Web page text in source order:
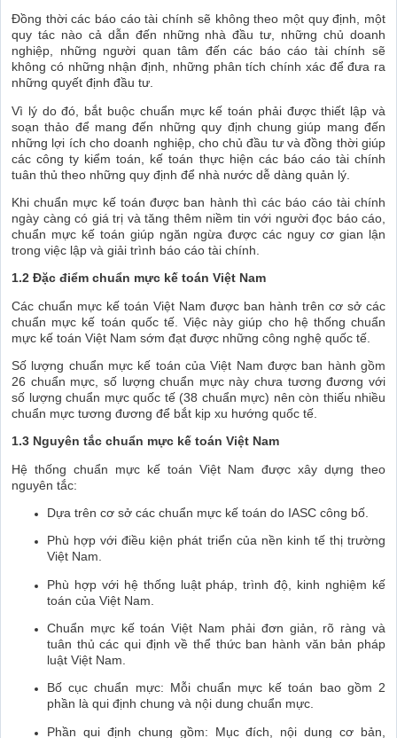
Đồng thời các báo cáo tài chính sẽ không theo một quy định, một
quy tác nào cả dẫn đến những nhà đầu tư, những chủ doanh
nghiệp, những người quan tâm đến các báo cáo tài chính sẽ
không có những nhận định, những phân tích chính xác để đưa ra
những quyết định đầu tư.
Vì lý do đó, bắt buộc chuẩn mực kế toán phải được thiết lập và
soạn thảo để mang đến những quy định chung giúp mang đến
những lợi ích cho doanh nghiệp, cho chủ đầu tư và đồng thời giúp
các công ty kiểm toán, kế toán thực hiện các báo cáo tài chính
tuân thủ theo những quy định để nhà nước dễ dàng quản lý.
Khi chuẩn mực kế toán được ban hành thì các báo cáo tài chính
ngày càng có giá trị và tăng thêm niềm tin với người đọc báo cáo,
chuẩn mực kế toán giúp ngăn ngừa được các nguy cơ gian lận
trong việc lập và giải trình báo cáo tài chính.
1.2 Đặc điểm chuẩn mực kế toán Việt Nam
Các chuẩn mực kế toán Việt Nam được ban hành trên cơ sở các
chuẩn mực kế toán quốc tế. Việc này giúp cho hệ thống chuẩn
mực kế toán Việt Nam sớm đạt được những công nghệ quốc tế.
Số lượng chuẩn mực kế toán của Việt Nam được ban hành gồm
26 chuẩn mực, số lượng chuẩn mực này chưa tương đương với
số lượng chuẩn mực quốc tế (38 chuẩn mực) nên còn thiếu nhiều
chuẩn mực tương đương để bắt kịp xu hướng quốc tế.
1.3 Nguyên tắc chuẩn mực kế toán Việt Nam
Hệ thống chuẩn mực kế toán Việt Nam được xây dựng theo
nguyên tắc:
Dựa trên cơ sở các chuẩn mực kế toán do IASC công bố.
Phù hợp với điều kiện phát triển của nền kinh tế thị trường
Việt Nam.
Phù hợp với hệ thống luật pháp, trình độ, kinh nghiệm kế
toán của Việt Nam.
Chuẩn mực kế toán Việt Nam phải đơn giản, rõ ràng và
tuân thủ các qui định về thể thức ban hành văn bản pháp
luật Việt Nam.
Bố cục chuẩn mực: Mỗi chuẩn mực kế toán bao gồm 2
phần là qui định chung và nội dung chuẩn mực.
Phần qui định chung gồm: Mục đích, nội dung cơ bản,